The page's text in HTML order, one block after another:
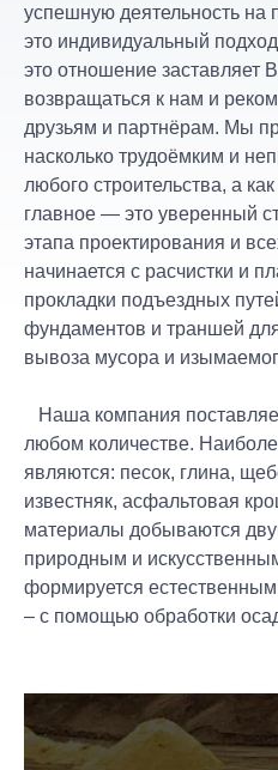
успешную деятельность на
это индивидуальный
это отношение заставляет
возвращаться к нам и
друзьям и партнёрам. Мы
насколько трудоёмким и
любого строительства, а
главное — это уверенный
этапа проектирования и
начинается с расчистки и
прокладки подъездных
фундаментов и траншей
вывоза мусора и
Наша компания
любом количестве.
являются: песок, глина,
известняк, асфальтовая
материалы добываются
природным и
формируется
– с помощью обработки